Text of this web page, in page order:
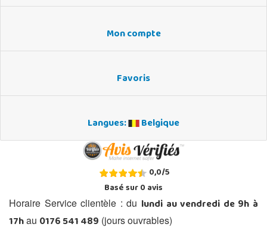
Mon compte
Favoris
Langues: Belgique
0,0/5
Basé sur0avis
Horaire Service clientèle : du lundi au vendredi de 9h à
17hau 0176 541 489 (jours ouvrables)